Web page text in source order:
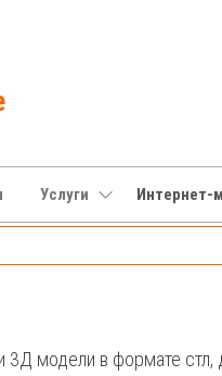
Услуги Интернет-
модели в формате стл,